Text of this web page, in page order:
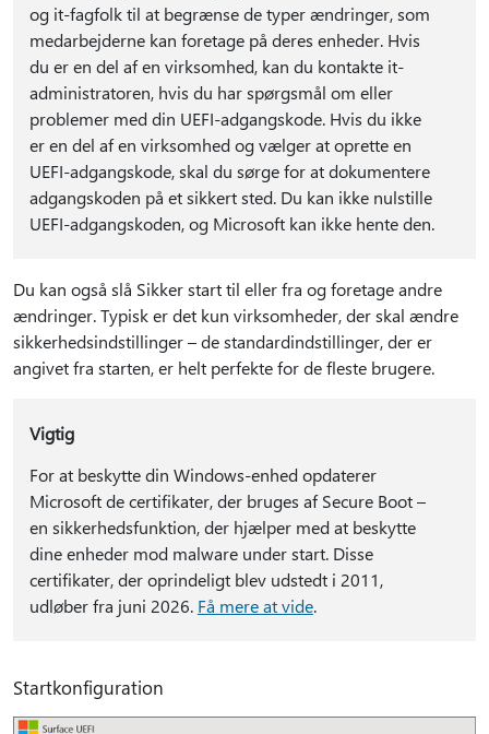
og it-fagfolk til at begrænse de typer ændringer, som
medarbejderne kan foretage på deres enheder. Hvis
du er en del af en virksomhed, kan du kontakte it-
administratoren, hvis du har spørgsmål om eller
problemer med din UEFI-adgangskode. Hvis du ikke
er en del af en virksomhed og vælger at oprette en
UEFI-adgangskode, skal du sørge for at dokumentere
adgangskoden på et sikkert sted. Du kan ikke nulstille
UEFI-adgangskoden, og Microsoft kan ikke hente den.
Du kan også slå Sikker start til eller fra og foretage andre
ændringer. Typisk er det kun virksomheder, der skal ændre
sikkerhedsindstillinger – de standardindstillinger, der er
angivet fra starten, er helt perfekte for de fleste brugere.
Vigtig
For at beskytte din Windows-enhed opdaterer
Microsoft de certifikater, der bruges af Secure Boot –
en sikkerhedsfunktion, der hjælper med at beskytte
dine enheder mod malware under start. Disse
certifikater, der oprindeligt blev udstedt i 2011,
udløber fra juni 2026. Få mere at vide.
Startkonfiguration